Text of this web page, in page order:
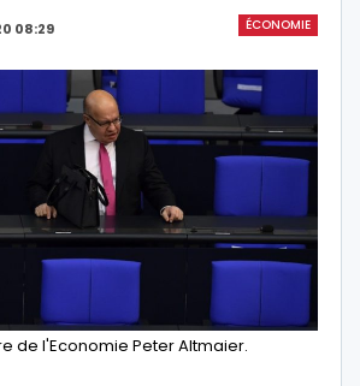
ÉCONOMIE
08:29
de l'Economie Peter Altmaier.